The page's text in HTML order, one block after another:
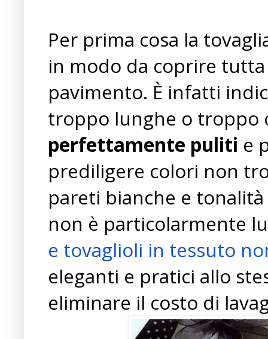
Per prima cosa la
in modo da coprire
pavimento. È infatti
troppo lunghe o troppo
perfettamente puliti e
prediligere colori non
pareti bianche e
non è particolarmente
e tovaglioli in tessuto
eleganti e pratici allo
eliminare il costo di